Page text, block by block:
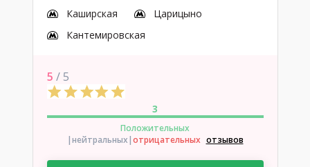
Каширская
Царицыно
Кантемировская
5 / 5
3
Положительных
|нейтральных|отрицательных отзывов